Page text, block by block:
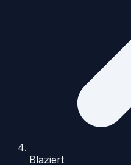
Blaziert